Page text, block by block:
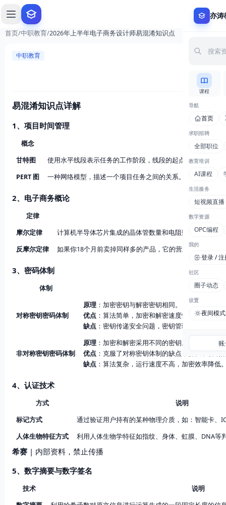
亦涛
课程
导航
首页
求职招聘
全部职位
教育培训
AI课程
生活服务
短视频直播
数字资源
OPC编程
我的
登录 / 注
社区
圈子动态
设置
夜间模式
首页/中职教育/2026年上半年电子商务设计师易混淆知识点
中职教育
易混淆知识点详解
1、项目时间管理
概念
甘特图
使用水平线段表示任务的工作阶段，线段的起点和终点分别
PERT 图
一种网络模型，描述一个项目任务之间的关系。可以明确表
2、电子商务概论
定律
内容
摩尔定律
计算机半导体芯片集成的晶体管数量和电阻数量将会每18
反摩尔定律
如果你18个月前卖掉同样多的产品，它的营业额就要降一
3、密码体制
体制
对称密钥密码体制
原理 ：加密密钥与解密密钥相同。
优点 ：算法简单，加密和解密速度快，效率高。
缺点 ：密钥传递安全问题，密钥管理问题，身份
非对称密钥密码体制
原理 ：加密和解密采用不同的密钥。公钥公开
优点 ：克服了对称密钥体制的缺点，解决了密
缺点 ：算法复杂，运行速度不高，加密效率降低
4、认证技术
方式
说明
标记方式
通过验证用户持有的某种物理介质，如：智能卡、
人体生物特征方式
利用人体生物学特征如指纹、身体、虹膜、DNA等
希赛 | 内部资料，禁止传播
5、数字摘要与数字签名
技术
说明